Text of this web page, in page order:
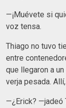
​—¡Muévete si
voz tensa.
​Thiago no tuvo
entre
que llegaron a
verja pesada.
​—¿Erick? —jadeó